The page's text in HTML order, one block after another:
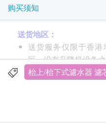
Fairey 纤维碳芯
双倍碳量双重过滤
清纯可靠活性碳以天然
Fairey 碳纤滤芯以全碳
靠。碳含量更是市面上
购买须知
送货地区：
送货服务仅限于香
区、没有升降机设备
不接受邮政信箱及酒店
枱上/枱下式濾水器 濾